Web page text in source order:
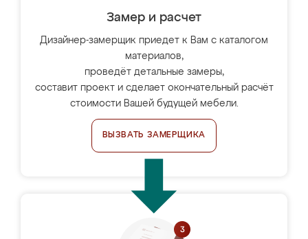
Замер и расчет
Дизайнер-замерщик приедет к Вам с каталогом
материалов,
проведёт детальные замеры,
составит проект и сделает окончательный расчёт
стоимости Вашей будущей мебели.
ВЫЗВАТЬ ЗАМЕРЩИКА